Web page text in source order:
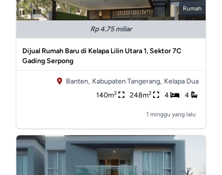
Rumah
Rp 4.75 miliar
Dijual Rumah Baru di Kelapa Lilin Utara 1, Sektor 7C
Gading Serpong
Banten, Kabupaten Tangerang, Kelapa Dua
140m2 248m2 4 4
1 minggu yang lalu